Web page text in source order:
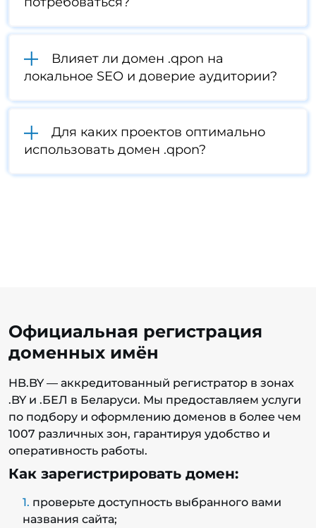
Влияет ли домен .qpon на
локальное SEO и доверие аудитории?
Для каких проектов оптимально
использовать домен .qpon?
Официальная регистрация
доменных имён
HB.BY — аккредитованный регистратор в зонах
.BY и .БЕЛ в Беларуси. Мы предоставляем услуги
по подбору и оформлению доменов в более чем
1007 различных зон, гарантируя удобство и
оперативность работы.
Как зарегистрировать домен:
проверьте доступность выбранного вами
названия сайта;